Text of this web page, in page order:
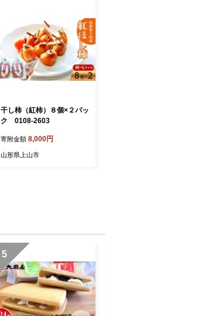
干し柿（紅柿）８個×２パッ
ク 0108-2603
寄附金額 8,000円
山形県上山市
5